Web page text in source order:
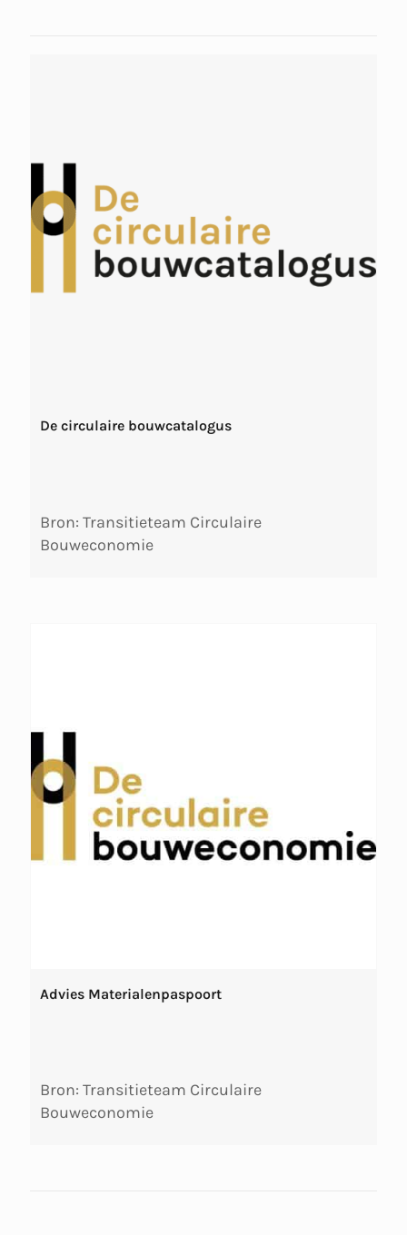
De circulaire bouwcatalogus
Bron: Transitieteam Circulaire
Bouweconomie
Advies Materialenpaspoort
Bron: Transitieteam Circulaire
Bouweconomie